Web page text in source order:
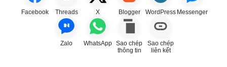
Facebook Threads X Blogger WordPress Messenger
Zalo WhatsApp Sao chép
thông tin
Sao chép
liên kết